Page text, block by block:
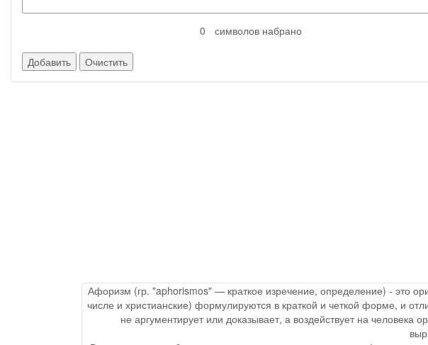
символов набрано
Афоризм (гр. "aphorismos" — краткое изречение, определение) - это
числе и христианские) формулируются в краткой и четкой форме, и
не аргументирует или доказывает, а воздействует на